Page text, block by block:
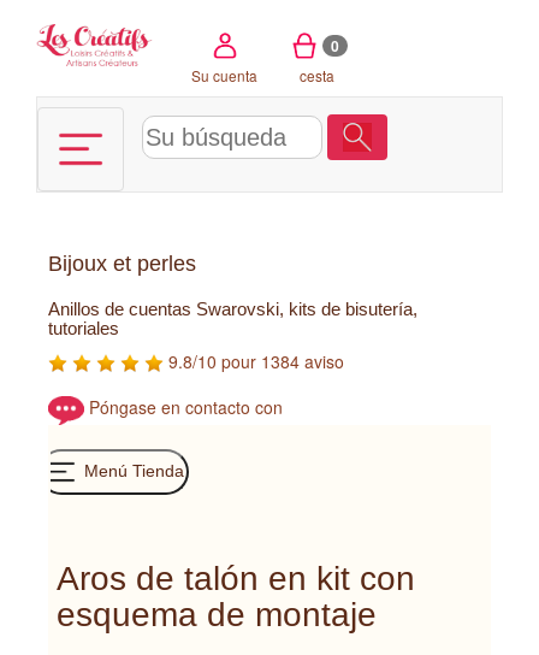
Su cuenta
0
cesta
Bijoux et perles
Anillos de cuentas Swarovski, kits de bisutería,
tutoriales
9.8/10 pour 1384 aviso
Póngase en contacto con
Menú Tienda
Aros de talón en kit con
esquema de montaje